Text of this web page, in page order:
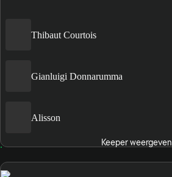
Thibaut Courtois
Gianluigi Donnarumma
Alisson
Keeper weergeven